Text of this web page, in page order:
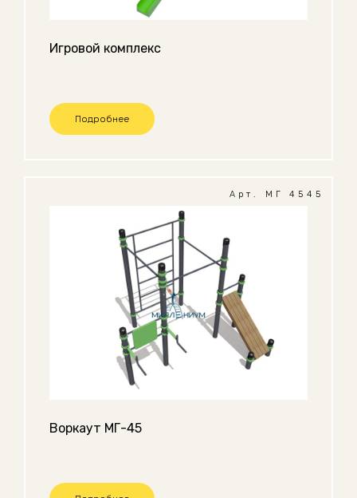
Игровой комплекс
Подробнее
Арт. МГ 4545
Воркаут МГ-45